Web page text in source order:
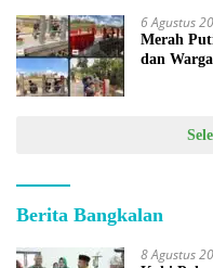
6 Agustus
Merah
dan
Berita Bangkalan
8 Agustus